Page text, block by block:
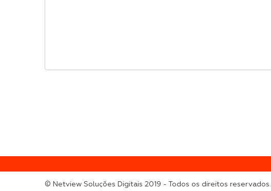
© Netview Soluções Digitais 2019 - Todos os direitos reservados.